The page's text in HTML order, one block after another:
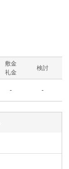
敷金
礼金
検討
- -